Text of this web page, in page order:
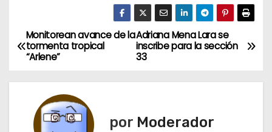
N
Adriana Mena Lara se
inscribe para la sección
33
Monitorean avance de la
tormenta tropical
“Arlene”
por Moderador